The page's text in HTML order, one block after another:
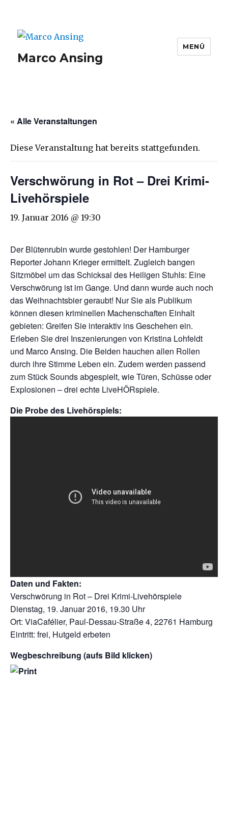
Marco Ansing
MENÜ
« Alle Veranstaltungen
Diese Veranstaltung hat bereits stattgefunden.
Verschwörung in Rot – Drei Krimi-
Livehörspiele
19. Januar 2016 @ 19:30
Der Blütenrubin wurde gestohlen! Der Hamburger
Reporter Johann Krieger ermittelt. Zugleich bangen
Sitzmöbel um das Schicksal des Heiligen Stuhls: Eine
Verschwörung ist im Gange. Und dann wurde auch noch
das Weihnachtsbier geraubt! Nur Sie als Publikum
können diesen kriminellen Machenschaften Einhalt
gebieten: Greifen Sie interaktiv ins Geschehen ein.
Erleben Sie drei Inszenierungen von Kristina Lohfeldt
und Marco Ansing. Die Beiden hauchen allen Rollen
durch ihre Stimme Leben ein. Zudem werden passend
zum Stück Sounds abgespielt, wie Türen, Schüsse oder
Explosionen – drei echte LiveHÖRspiele.
Die Probe des Livehörspiels:
Daten und Fakten:
Verschwörung in Rot – Drei Krimi-Livehörspiele
Dienstag, 19. Januar 2016, 19.30 Uhr
Ort: ViaCafélier, Paul-Dessau-Straße 4, 22761 Hamburg
Eintritt: frei, Hutgeld erbeten
Wegbeschreibung (aufs Bild klicken)